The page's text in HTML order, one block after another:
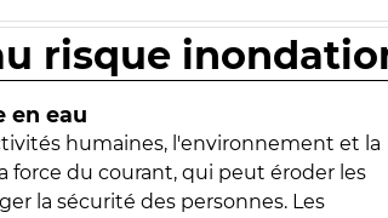
risque
en eau
humaines, l'environnement et la
force du courant, qui peut éroder les
la sécurité des personnes. Les